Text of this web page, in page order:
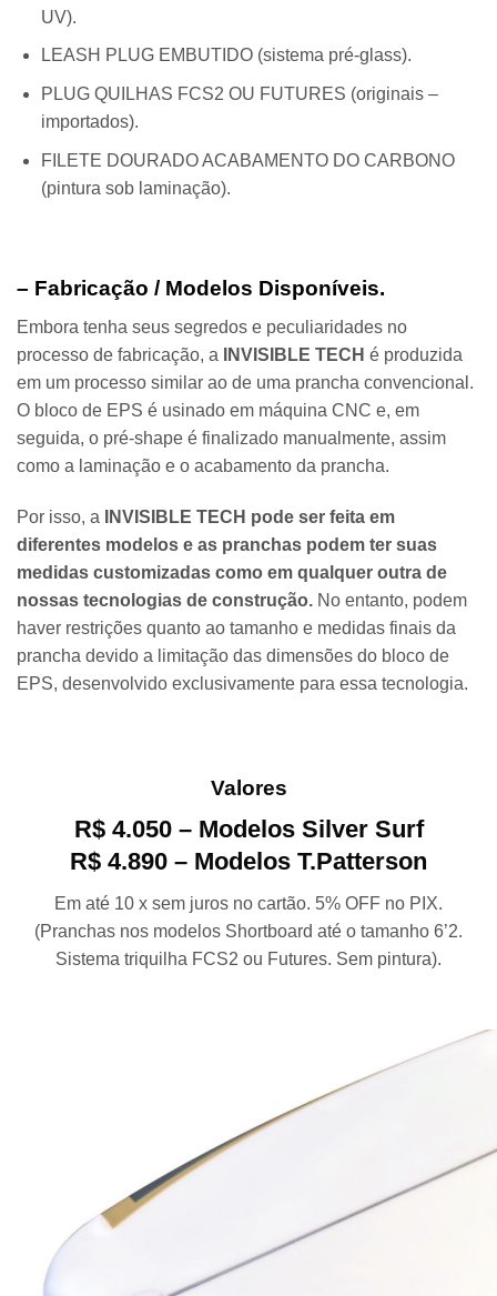
UV).
LEASH PLUG EMBUTIDO (sistema pré-glass).
PLUG QUILHAS FCS2 OU FUTURES (originais –
importados).
FILETE DOURADO ACABAMENTO DO CARBONO
(pintura sob laminação).
– Fabricação / Modelos Disponíveis.
Embora tenha seus segredos e peculiaridades no
processo de fabricação, a
INVISIBLE TECH é produzida
em um processo similar ao de uma prancha convencional.
O bloco de EPS é usinado em máquina CNC e, em
seguida, o pré-shape é finalizado manualmente, assim
como a laminação e o acabamento da prancha.
Por isso, a INVISIBLE TECH pode ser feita em
diferentes modelos e as pranchas podem ter suas
medidas customizadas como em qualquer outra de
nossas tecnologias de construção. No entanto, podem
haver restrições quanto ao tamanho e medidas finais da
prancha devido a limitação das dimensões do bloco de
EPS, desenvolvido exclusivamente para essa tecnologia.
Valores
R$ 4.050 – Modelos Silver Surf
R$ 4.890 – Modelos T.Patterson
Em até 10 x sem juros no cartão. 5% OFF no PIX.
(Pranchas nos modelos Shortboard até o tamanho 6’2.
Sistema triquilha FCS2 ou Futures. Sem pintura).